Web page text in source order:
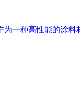
一种高性能的涂料